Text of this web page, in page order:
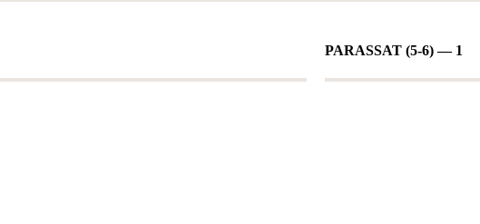
PARASSAT (5-6) — 1